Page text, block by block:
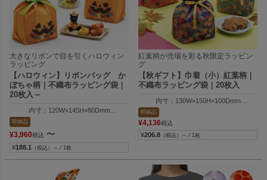
大きなリボンで目を引くハロウィン
ラッピング
【ハロウィン】リボンバッグ か
ぼちゃ柄｜不織布ラッピング袋｜
20枚入～
内寸：120W×145H×80Dmm
外寸：120W×195H×80Dmm
即納品
¥3,960税込 〜
¥188.1 （税込）～ ⁄ 1枚
紅葉柄が売場を彩る秋限定ラッピン
グ
【秋ギフト】巾着（小）紅葉柄｜
不織布ラッピング袋｜20枚入
内寸：130W×150H×100Dmm
外寸：130W×215H×100Dmm
即納品
¥4,136税込
¥206.8 （税込）～ ⁄ 1枚